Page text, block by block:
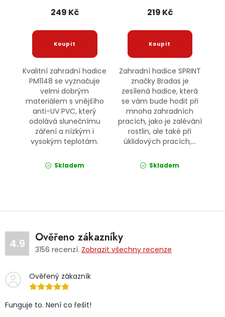
249 Kč
Kvalitní zahradní hadice
PM1148 se vyznačuje
velmi dobrým
materiálem s vnějšího
anti-UV PVC, který
odolává slunečnímu
záření a nízkým i
vysokým teplotám.
Skladem
219 Kč
Zahradní hadice SPRINT
značky Bradas je
zesílená hadice, která
se vám bude hodit při
mnoha zahradních
pracích, jako je zalévání
rostlin, ale také při
úklidových pracích,...
Skladem
4.9 Ověřeno zákazníky
3156 recenzí. Zobrazit všechny recenze
Ověřený zákazník
Funguje to. Není co řešit!